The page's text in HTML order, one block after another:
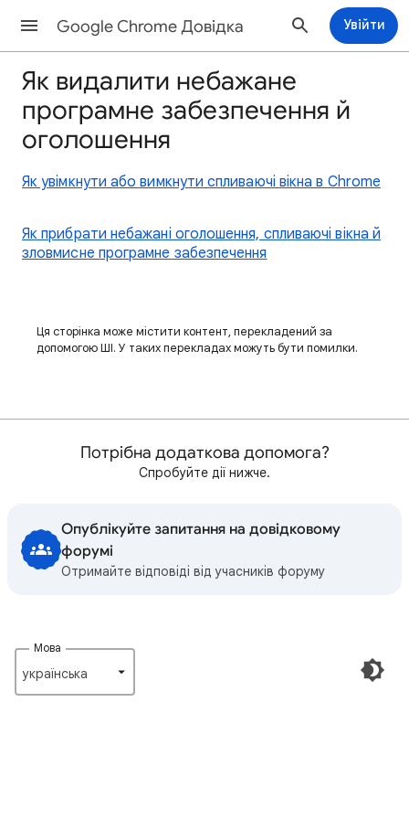
Google Chrome Довідка Увійти
Як видалити небажане
програмне забезпечення й
оголошення
Як увімкнути або вимкнути спливаючі вікна в Chrome
Як прибрати небажані оголошення, спливаючі вікна й
зловмисне програмне забезпечення
Ця сторінка може містити контент, перекладений за
допомогою ШІ. У таких перекладах можуть бути помилки.
Потрібна додаткова допомога?
Спробуйте дії нижче.
Опублікуйте запитання на довідковому
форумі
Отримайте відповіді від учасників форуму
Мова
українська‎